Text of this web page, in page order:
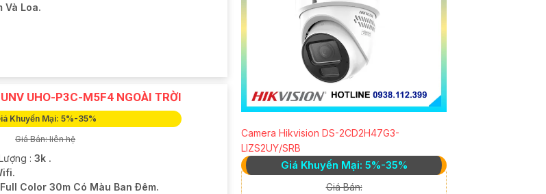
Và Loa.
UHO-P3C-M5F4 NGOÀI TRỜI
Khuyến Mại: 5%-35%
Giá Bán: liên hệ
: 3k .
Full Color 30m Có Màu Ban Ðêm.
Camera Hikvision DS-2CD2H47G3-
LIZS2UY/SRB
Giá Khuyến Mại: 5%-35%
Giá Bán: